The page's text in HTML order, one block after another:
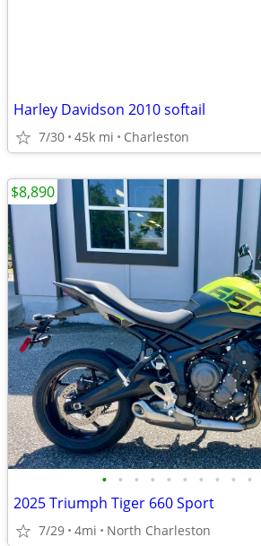
Harley Davidson 2010 softail
7/30 45k mi Charleston
• • • • • • • • • •
2025 Triumph Tiger 660 Sport
7/29 4mi North Charleston
$8,890